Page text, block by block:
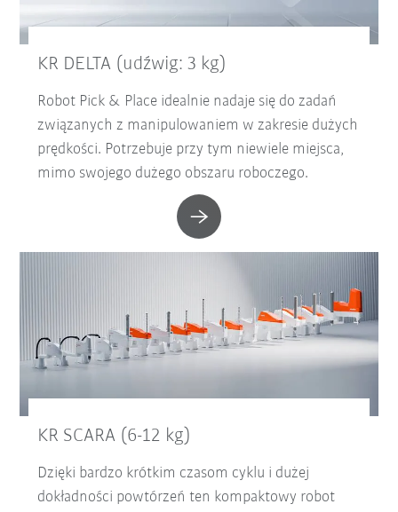
KR DELTA (udźwig: 3 kg)
Robot Pick & Place idealnie nadaje się do zadań
związanych z manipulowaniem w zakresie dużych
prędkości. Potrzebuje przy tym niewiele miejsca,
mimo swojego dużego obszaru roboczego.
KR SCARA (6-12 kg)
Dzięki bardzo krótkim czasom cyklu i dużej
dokładności powtórzeń ten kompaktowy robot